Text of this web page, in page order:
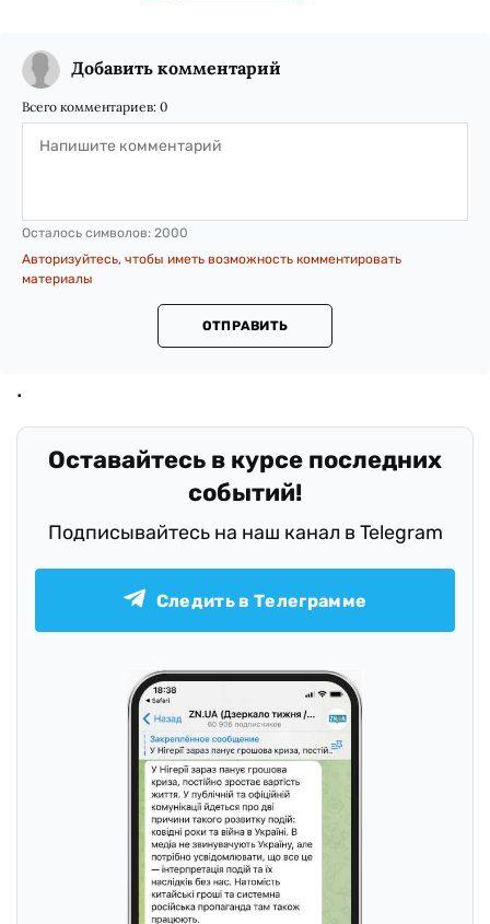
Добавить комментарий
Всего комментариев: 0
Осталось символов: 2000
Авторизуйтесь, чтобы иметь возможность комментировать
материалы
ОТПРАВИТЬ
Оставайтесь в курсе последних
событий!
Подписывайтесь на наш канал в Telegram
Следить в Телеграмме